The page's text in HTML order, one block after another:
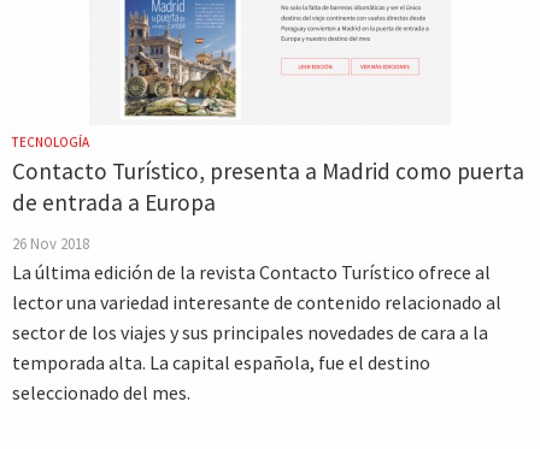
TECNOLOGÍA
Contacto Turístico, presenta a Madrid como puerta
de entrada a Europa
26 Nov 2018
La última edición de la revista Contacto Turístico ofrece al
lector una variedad interesante de contenido relacionado al
sector de los viajes y sus principales novedades de cara a la
temporada alta. La capital española, fue el destino
seleccionado del mes.